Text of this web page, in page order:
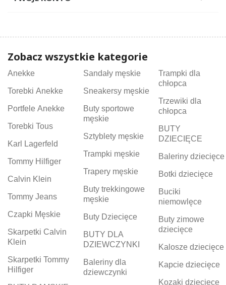
Zobacz wszystkie kategorie
Anekke
Torebki Anekke
Portfele Anekke
Torebki Tous
Karl Lagerfeld
Tommy Hilfiger
Calvin Klein
Tommy Jeans
Czapki Męskie
Skarpetki Calvin
Klein
Skarpetki Tommy
Hilfiger
Sandały męskie
Sneakersy męskie
Buty sportowe
męskie
Sztyblety męskie
Trampki męskie
Trapery męskie
Buty trekkingowe
męskie
Buty Dziecięce
BUTY DLA
DZIEWCZYNKI
Baleriny dla
dziewczynki
Trampki dla
chłopca
Trzewiki dla
chłopca
BUTY
DZIECIĘCE
Baleriny dziecięce
Botki dziecięce
Buciki
niemowlęce
Buty zimowe
dziecięce
Kalosze dziecięce
Kapcie dziecięce
Kozaki dziecięce